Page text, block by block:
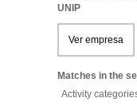
UNIP
Ver empresa
Matches in the
Activity